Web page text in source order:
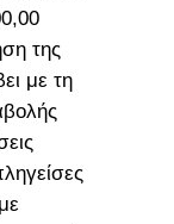
της
με τη